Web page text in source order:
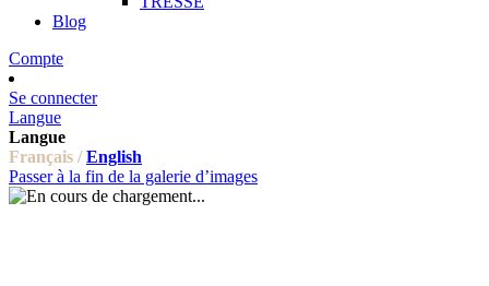
Blog
Compte
Se connecter
Langue
Langue
Français / English
Passer à la fin de la galerie d’images